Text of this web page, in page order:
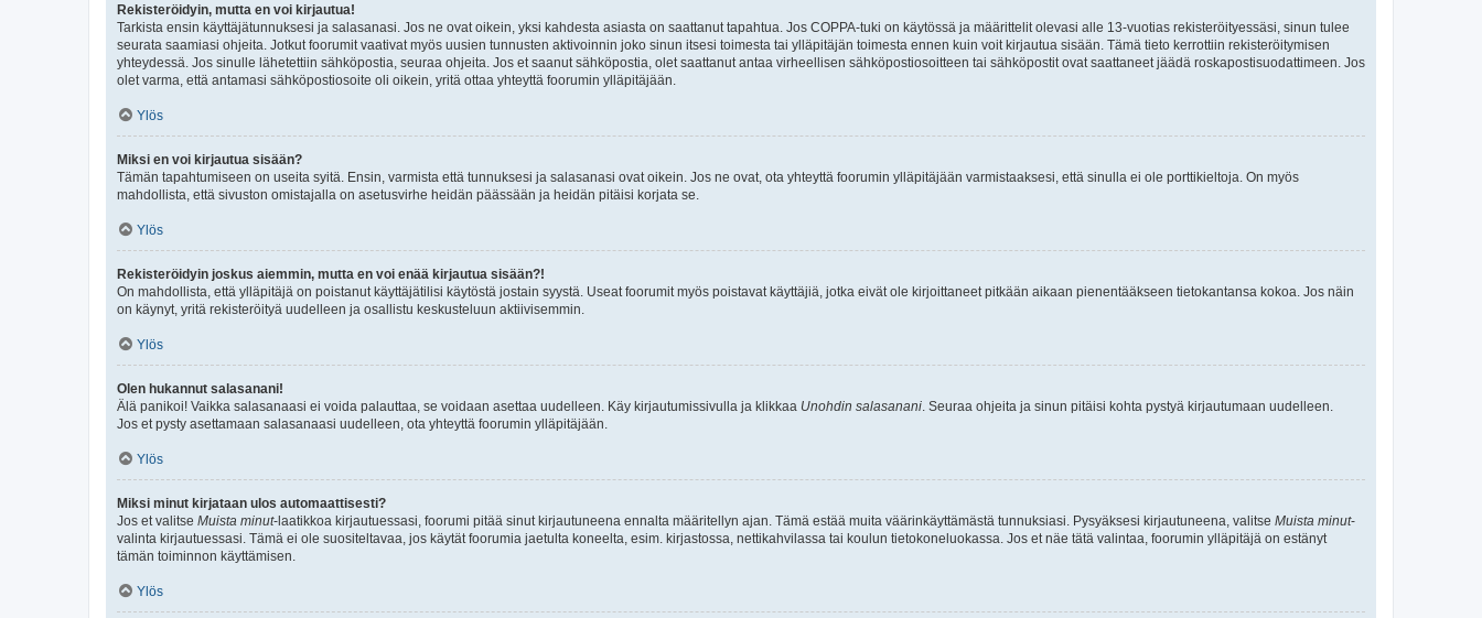
Rekisteröidyin, mutta en voi kirjautua!
Tarkista ensin käyttäjätunnuksesi ja salasanasi. Jos ne ovat oikein, yksi kahdesta asiasta on saattanut tapahtua. Jos COPPA-tuki on käytössä ja määrittelit olevasi alle 13-vuotias rekisteröityessäsi, sinun tulee
seurata saamiasi ohjeita. Jotkut foorumit vaativat myös uusien tunnusten aktivoinnin joko sinun itsesi toimesta tai ylläpitäjän toimesta ennen kuin voit kirjautua sisään. Tämä tieto kerrottiin rekisteröitymisen
yhteydessä. Jos sinulle lähetettiin sähköpostia, seuraa ohjeita. Jos et saanut sähköpostia, olet saattanut antaa virheellisen sähköpostiosoitteen tai sähköpostit ovat saattaneet jäädä roskapostisuodattimeen. Jos
olet varma, että antamasi sähköpostiosoite oli oikein, yritä ottaa yhteyttä foorumin ylläpitäjään.
Ylös
Miksi en voi kirjautua sisään?
Tämän tapahtumiseen on useita syitä. Ensin, varmista että tunnuksesi ja salasanasi ovat oikein. Jos ne ovat, ota yhteyttä foorumin ylläpitäjään varmistaaksesi, että sinulla ei ole porttikieltoja. On myös
mahdollista, että sivuston omistajalla on asetusvirhe heidän päässään ja heidän pitäisi korjata se.
Ylös
Rekisteröidyin joskus aiemmin, mutta en voi enää kirjautua sisään?!
On mahdollista, että ylläpitäjä on poistanut käyttäjätilisi käytöstä jostain syystä. Useat foorumit myös poistavat käyttäjiä, jotka eivät ole kirjoittaneet pitkään aikaan pienentääkseen tietokantansa kokoa. Jos näin
on käynyt, yritä rekisteröityä uudelleen ja osallistu keskusteluun aktiivisemmin.
Ylös
Olen hukannut salasanani!
Älä panikoi! Vaikka salasanaasi ei voida palauttaa, se voidaan asettaa uudelleen. Käy kirjautumissivulla ja klikkaa Unohdin salasanani . Seuraa ohjeita ja sinun pitäisi kohta pystyä kirjautumaan uudelleen.
Jos et pysty asettamaan salasanaasi uudelleen, ota yhteyttä foorumin ylläpitäjään.
Ylös
Miksi minut kirjataan ulos automaattisesti?
Jos et valitse Muista minut-laatikkoa kirjautuessasi, foorumi pitää sinut kirjautuneena ennalta määritellyn ajan. Tämä estää muita väärinkäyttämästä tunnuksiasi. Pysyäksesi kirjautuneena, valitse Muista minut-
valinta kirjautuessasi. Tämä ei ole suositeltavaa, jos käytät foorumia jaetulta koneelta, esim. kirjastossa, nettikahvilassa tai koulun tietokoneluokassa. Jos et näe tätä valintaa, foorumin ylläpitäjä on estänyt
tämän toiminnon käyttämisen.
Ylös